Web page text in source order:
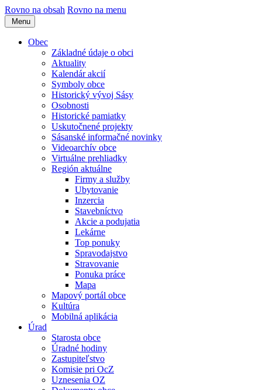
Rovno na obsah Rovno na menu
Menu
Obec
Základné údaje o obci
Aktuality
Kalendár akcií
Symboly obce
Historický vývoj Sásy
Osobnosti
Historické pamiatky
Uskutočnené projekty
Sásanské informačné novinky
Videoarchív obce
Virtuálne prehliadky
Región aktuálne
Firmy a služby
Ubytovanie
Inzercia
Stavebníctvo
Akcie a podujatia
Lekárne
Top ponuky
Spravodajstvo
Stravovanie
Ponuka práce
Mapa
Mapový portál obce
Kultúra
Mobilná aplikácia
Úrad
Starosta obce
Úradné hodiny
Zastupiteľstvo
Komisie pri OcZ
Uznesenia OZ